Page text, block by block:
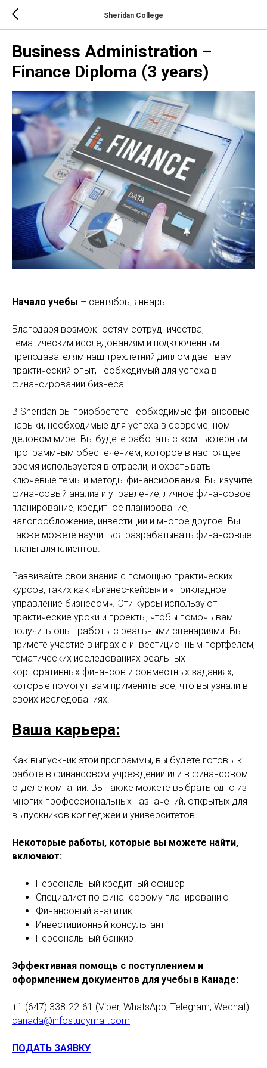
Sheridan College
Business Administration –
Finance Diploma (3 years)
Начало учебы – сентябрь, январь
Благодаря возможностям сотрудничества,
тематическим исследованиям и подключенным
преподавателям наш трехлетний диплом дает вам
практический опыт, необходимый для успеха в
финансировании бизнеса.
В Sheridan вы приобретете необходимые финансовые
навыки, необходимые для успеха в современном
деловом мире. Вы будете работать с компьютерным
программным обеспечением, которое в настоящее
время используется в отрасли, и охватывать
ключевые темы и методы финансирования. Вы изучите
финансовый анализ и управление, личное финансовое
планирование, кредитное планирование,
налогообложение, инвестиции и многое другое. Вы
также можете научиться разрабатывать финансовые
планы для клиентов.
Развивайте свои знания с помощью практических
курсов, таких как «Бизнес-кейсы» и «Прикладное
управление бизнесом». Эти курсы используют
практические уроки и проекты, чтобы помочь вам
получить опыт работы с реальными сценариями. Вы
примете участие в играх с инвестиционным портфелем,
тематических исследованиях реальных
корпоративных финансов и совместных заданиях,
которые помогут вам применить все, что вы узнали в
своих исследованиях.
Ваша карьера:
Как выпускник этой программы, вы будете готовы к
работе в финансовом учреждении или в финансовом
отделе компании. Вы также можете выбрать одно из
многих профессиональных назначений, открытых для
выпускников колледжей и университетов.
Некоторые работы, которые вы можете найти,
включают:
Персональный кредитный офицер
Специалист по финансовому планированию
Финансовый аналитик
Инвестиционный консультант
Персональный банкир
Эффективная помощь с поступлением и
оформлением документов для учебы в Канаде:
+1 (647) 338-22-61 (Viber, WhatsApp, Telegram, Wechat)
canada@infostudymail.com
ПОДАТЬ ЗАЯВКУ